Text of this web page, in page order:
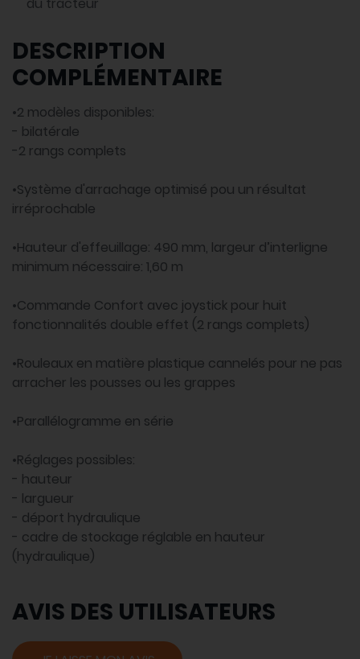
du tracteur
DESCRIPTION
COMPLÉMENTAIRE
•2 modèles disponibles:
- bilatérale
-2 rangs complets
•Système d'arrachage optimisé pou un résultat
irréprochable
•Hauteur d'effeuillage: 490 mm, largeur d’interligne
minimum nécessaire: 1,60 m
•Commande Confort avec joystick pour huit
fonctionnalités double effet (2 rangs complets)
•Rouleaux en matière plastique cannelés pour ne pas
arracher les pousses ou les grappes
•Parallélogramme en série
•Réglages possibles:
- hauteur
- largueur
- déport hydraulique
- cadre de stockage réglable en hauteur
(hydraulique)
AVIS DES UTILISATEURS